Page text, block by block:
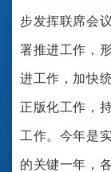
步发挥联席会
署推进工作，
进工作，加快
正版化工作，
工作。今年是
的关键一年，